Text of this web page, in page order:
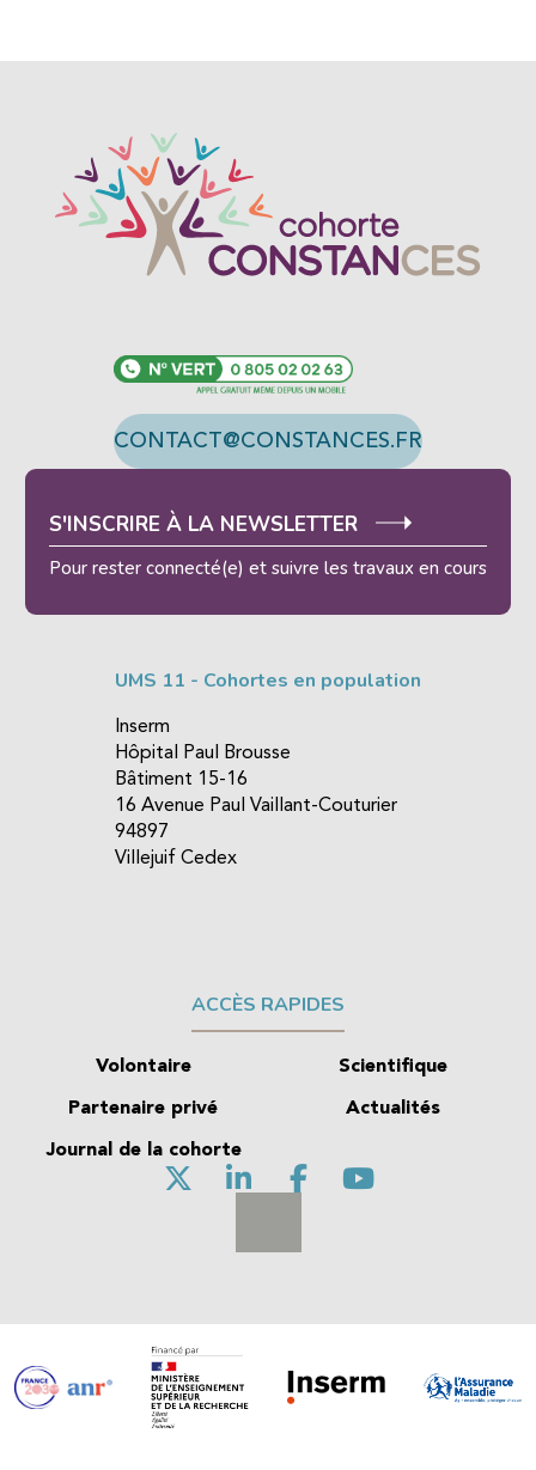
CONTACT@CONSTANCES.FR
S'INSCRIRE À LA NEWSLETTER
Pour rester connecté(e) et suivre les travaux en cours
UMS 11 - Cohortes en population
Inserm
Hôpital Paul Brousse
Bâtiment 15-16
16 Avenue Paul Vaillant-Couturier
94897
Villejuif Cedex
ACCÈS RAPIDES
Volontaire Scientifique
Partenaire privé Actualités
Journal de la cohorte